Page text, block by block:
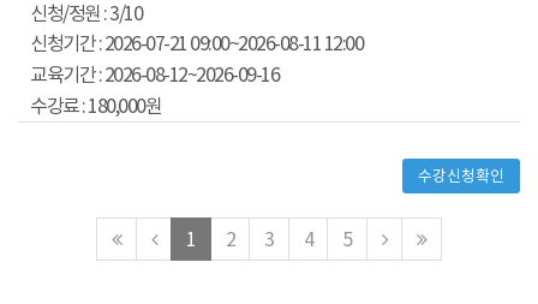
3/10
2026-07-21 09:00~2026-08-11 12:00
2026-08-12~2026-09-16
180,000원
수강신청확인
맨
처
이
전
1 2 3 4 5
다
음
맨
마